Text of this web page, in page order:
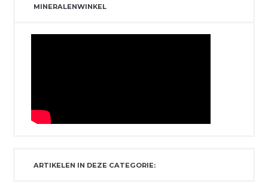
MINERALENWINKEL
ARTIKELEN IN DEZE CATEGORIE: